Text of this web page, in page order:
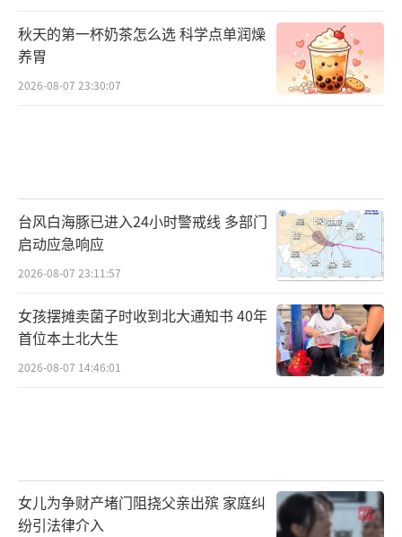
秋天的第一杯奶茶怎么选 科学点单润燥
养胃
2026-08-07 23:30:07
台风白海豚已进入24小时警戒线 多部门
启动应急响应
2026-08-07 23:11:57
女孩摆摊卖菌子时收到北大通知书 40年
首位本土北大生
2026-08-07 14:46:01
女儿为争财产堵门阻挠父亲出殡 家庭纠
纷引法律介入